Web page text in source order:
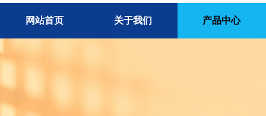
网站首页 关于我们 产品中心